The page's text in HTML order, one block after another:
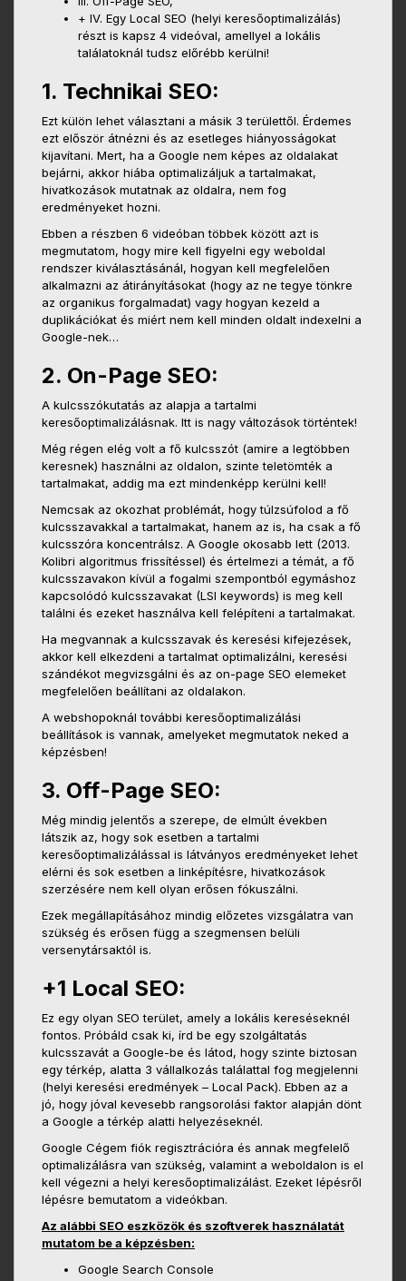
+ IV. Egy Local SEO (helyi keresőoptimalizálás)
részt is kapsz 4 videóval, amellyel a lokális
találatoknál tudsz előrébb kerülni!
1. Technikai SEO:
Ezt külön lehet választani a másik 3 területtől. Érdemes
ezt először átnézni és az esetleges hiányosságokat
kijavítani. Mert, ha a Google nem képes az oldalakat
bejárni, akkor hiába optimalizáljuk a tartalmakat,
hivatkozások mutatnak az oldalra, nem fog
eredményeket hozni.
Ebben a részben 6 videóban többek között azt is
megmutatom, hogy mire kell figyelni egy weboldal
rendszer kiválasztásánál, hogyan kell megfelelően
alkalmazni az átirányításokat (hogy az ne tegye tönkre
az organikus forgalmadat) vagy hogyan kezeld a
duplikációkat és miért nem kell minden oldalt indexelni a
Google-nek…
2. On-Page SEO:
A kulcsszókutatás az alapja a tartalmi
keresőoptimalizálásnak. Itt is nagy változások történtek!
Még régen elég volt a fő kulcsszót (amire a legtöbben
keresnek) használni az oldalon, szinte teletömték a
tartalmakat, addig ma ezt mindenképp kerülni kell!
Nemcsak az okozhat problémát, hogy túlzsúfolod a fő
kulcsszavakkal a tartalmakat, hanem az is, ha csak a fő
kulcsszóra koncentrálsz. A Google okosabb lett (2013.
Kolibri algoritmus frissítéssel) és értelmezi a témát, a fő
kulcsszavakon kívül a fogalmi szempontból egymáshoz
kapcsolódó kulcsszavakat (LSI keywords) is meg kell
találni és ezeket használva kell felépíteni a tartalmakat.
Ha megvannak a kulcsszavak és keresési kifejezések,
akkor kell elkezdeni a tartalmat optimalizálni, keresési
szándékot megvizsgálni és az on-page SEO elemeket
megfelelően beállítani az oldalakon.
A webshopoknál további keresőoptimalizálási
beállítások is vannak, amelyeket megmutatok neked a
képzésben!
3. Off-Page SEO:
Még mindig jelentős a szerepe, de elmúlt években
látszik az, hogy sok esetben a tartalmi
keresőoptimalizálással is látványos eredményeket lehet
elérni és sok esetben a linképítésre, hivatkozások
szerzésére nem kell olyan erősen fókuszálni.
Ezek megállapításához mindig előzetes vizsgálatra van
szükség és erősen függ a szegmensen belüli
versenytársaktól is.
+1 Local SEO:
Ez egy olyan SEO terület, amely a lokális kereséseknél
fontos. Próbáld csak ki, írd be egy szolgáltatás
kulcsszavát a Google-be és látod, hogy szinte biztosan
egy térkép, alatta 3 vállalkozás találattal fog megjelenni
(helyi keresési eredmények – Local Pack). Ebben az a
jó, hogy jóval kevesebb rangsorolási faktor alapján dönt
a Google a térkép alatti helyezéseknél.
Google Cégem fiók regisztrációra és annak megfelelő
optimalizálásra van szükség, valamint a weboldalon is el
kell végezni a helyi keresőoptimalizálást. Ezeket lépésről
lépésre bemutatom a videókban.
Az alábbi SEO eszközök és szoftverek használatát
mutatom be a képzésben:
Google Search Console